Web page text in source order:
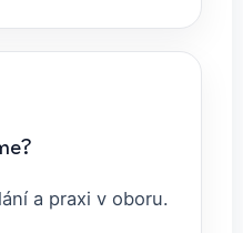
a praxi v oboru.